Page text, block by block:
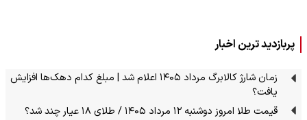
پربازدید ترین اخبار
زمان شارژ کالابرگ مرداد ۱۴۰۵ اعلام شد | مبلغ کدام دهک‌ها افزایش
یافت؟
قیمت طلا امروز دوشنبه ۱۲ مرداد ۱۴۰۵ / طلای ۱۸ عیار چند شد؟